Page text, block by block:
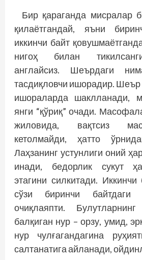
Бир қараганда мисралар
қилаётгандай, яъни
иккинчи байт
нигоҳ билан
англайсиз. Шеърдаги
тасдиқловчи ишорадир. Шеър
ишораларда шаклланади,
янги “қўриқ” очади.
жиловида, вақтсиз
кетолмайди, ҳатто
Лаҳзанинг устунлиги оний
инади, бедорлик сукут
этагини силкитади. Иккинчи
сўзи биринчи байтдаги
очиқлаяпти.
балқиган нур – орзу, умид,
нур чулғагандагина
салтанатига айланади,